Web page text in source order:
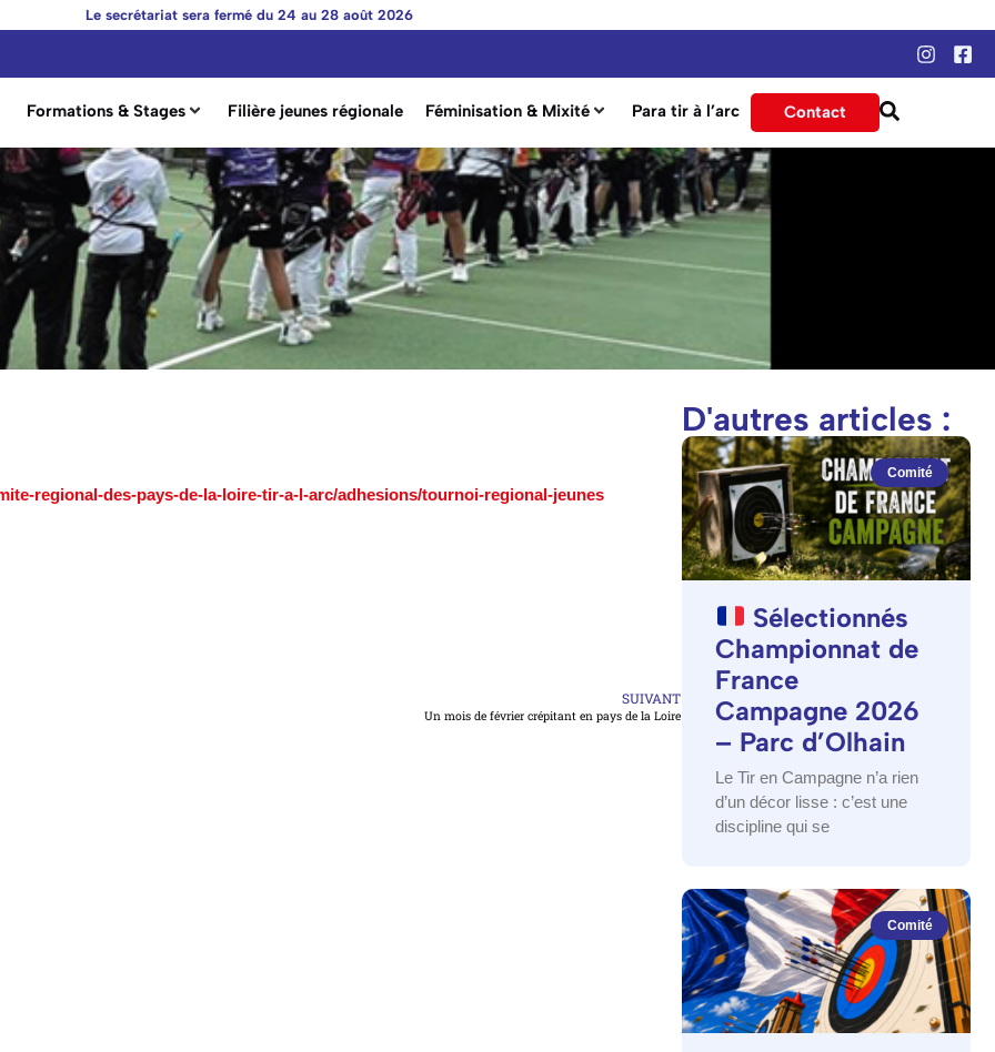
Le secrétariat sera fermé du 24 au 28 août 2026
Formations & Stages Filière jeunes régionale Féminisation & Mixité Para tir à l’arc Contact
regional-des-pays-de-la-loire-tir-a-l-arc/adhesions/tournoi-regional-jeunes
SUIVANT
Un mois de février crépitant en pays de la Loire
D'autres articles :
Comité
Sélectionnés
Championnat de
France
Campagne 2026
– Parc d’Olhain
Le Tir en Campagne n’a rien
d’un décor lisse : c’est une
discipline qui se
Comité